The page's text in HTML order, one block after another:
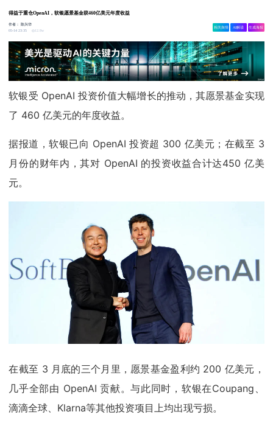
得益于重仓OpenAI，软银愿景基金获460亿美元年度收益
作者：
陈兴华
05-14 23:35
12.8w
相关舆情 AI解读 生成海报
软银受 OpenAI 投资价值大幅增长的推动，其愿景基金实现
了 460 亿美元的年度收益。
据报道，软银已向 OpenAI 投资超 300 亿美元；在截至 3
月份的财年内，其对 OpenAI 的投资收益合计达450 亿美
元。
在截至 3 月底的三个月里，愿景基金盈利约 200 亿美元，
几乎全部由 OpenAI 贡献。与此同时，软银在Coupang、
滴滴全球、Klarna等其他投资项目上均出现亏损。